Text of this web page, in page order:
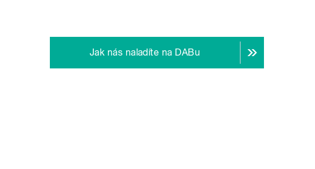
Jak nás naladíte na DABu